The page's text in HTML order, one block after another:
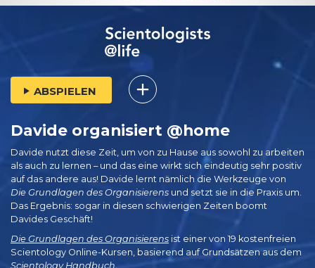
ABSPIELEN
Davide organisiert @home
Davide nutzt diese Zeit, um von zu Hause aus sowohl zu arbeiten
als auch zu lernen – und das eine wirkt sich eindeutig sehr positiv
auf das andere aus! Davide lernt nämlich die Werkzeuge von
Die Grundlagen des Organisierens und setzt sie in die Praxis um.
Das Ergebnis: sogar in diesen schwierigen Zeiten boomt
Davides Geschäft!
Die Grundlagen des Organisierens ist einer von 19 kostenfreien
Scientology Online-Kursen, basierend auf Grundsätzen aus dem
Scientology Handbuch.